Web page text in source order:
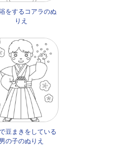
をするコアラのぬ
りえ
豆まきをしている
男の子のぬりえ